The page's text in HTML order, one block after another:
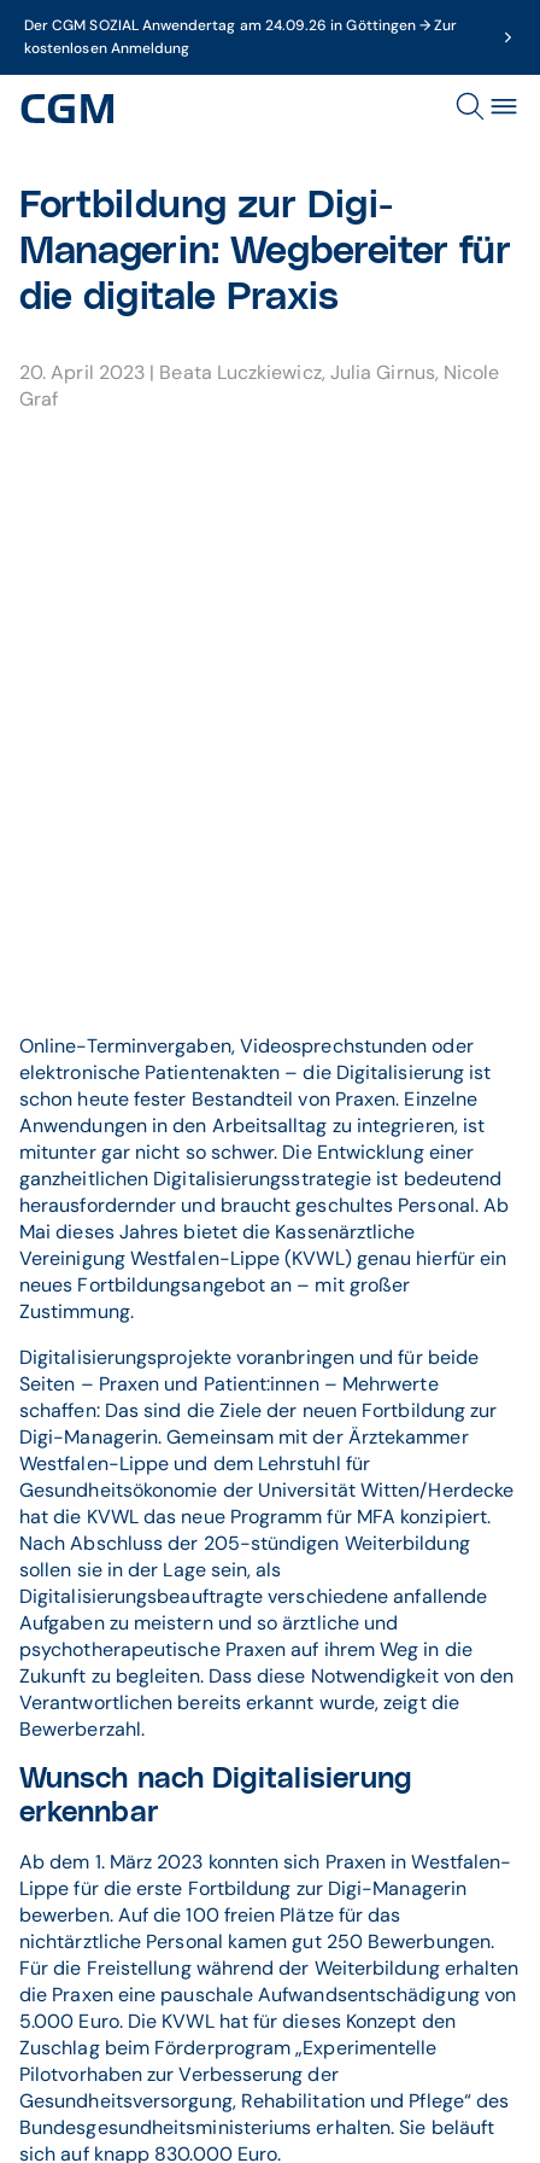
Der CGM SOZIAL Anwendertag am 24.09.26 in Göttingen → Zur
kostenlosen Anmeldung
Fortbildung zur Digi-
Managerin: Wegbereiter für
die digitale Praxis
20. April 2023 | Beata Luczkiewicz, Julia Girnus, Nicole
Graf
Online-Terminvergaben, Videosprechstunden oder
elektronische Patientenakten – die Digitalisierung ist
schon heute fester Bestandteil von Praxen. Einzelne
Anwendungen in den Arbeitsalltag zu integrieren, ist
mitunter gar nicht so schwer. Die Entwicklung einer
ganzheitlichen Digitalisierungsstrategie ist bedeutend
herausfordernder und braucht geschultes Personal. Ab
Mai dieses Jahres bietet die Kassenärztliche
Vereinigung Westfalen-Lippe (KVWL) genau hierfür ein
neues Fortbildungsangebot an – mit großer
Zustimmung.
Digitalisierungsprojekte voranbringen und für beide
Seiten – Praxen und Patient:innen – Mehrwerte
schaffen: Das sind die Ziele der neuen Fortbildung zur
Digi-Managerin. Gemeinsam mit der Ärztekammer
Westfalen-Lippe und dem Lehrstuhl für
Gesundheitsökonomie der Universität Witten/Herdecke
hat die KVWL das neue Programm für MFA konzipiert.
Nach Abschluss der 205-stündigen Weiterbildung
sollen sie in der Lage sein, als
Digitalisierungsbeauftragte verschiedene anfallende
Aufgaben zu meistern und so ärztliche und
psychotherapeutische Praxen auf ihrem Weg in die
Zukunft zu begleiten. Dass diese Notwendigkeit von den
Verantwortlichen bereits erkannt wurde, zeigt die
Bewerberzahl.
Wunsch nach Digitalisierung
erkennbar
Ab dem 1. März 2023 konnten sich Praxen in Westfalen-
Lippe für die erste Fortbildung zur Digi-Managerin
bewerben. Auf die 100 freien Plätze für das
nichtärztliche Personal kamen gut 250 Bewerbungen.
Für die Freistellung während der Weiterbildung erhalten
die Praxen eine pauschale Aufwandsentschädigung von
5.000 Euro. Die KVWL hat für dieses Konzept den
Zuschlag beim Förderprogram „Experimentelle
Pilotvorhaben zur Verbesserung der
Gesundheitsversorgung, Rehabilitation und Pflege“ des
Bundesgesundheitsministeriums erhalten. Sie beläuft
sich auf knapp 830.000 Euro.